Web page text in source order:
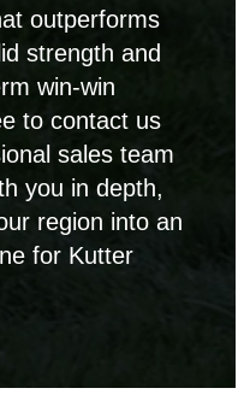
outperforms
strength and
win-win
to contact us
sales team
you in depth,
region into an
for Kutter!